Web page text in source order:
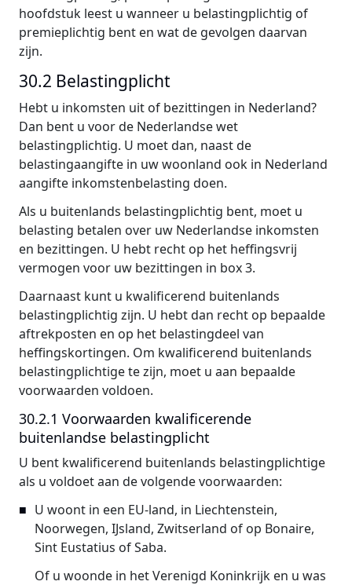
hoofdstuk leest u wanneer u belastingplichtig of
premieplichtig bent en wat de gevolgen daarvan
zijn.
30.2 Belastingplicht
Hebt u inkomsten uit of bezittingen in Nederland?
Dan bent u voor de Nederlandse wet
belastingplichtig. U moet dan, naast de
belastingaangifte in uw woonland ook in Nederland
aangifte inkomstenbelasting doen.
Als u buitenlands belastingplichtig bent, moet u
belasting betalen over uw Nederlandse inkomsten
en bezittingen. U hebt recht op het heffingsvrij
vermogen voor uw bezittingen in box 3.
Daarnaast kunt u kwalificerend buitenlands
belastingplichtig zijn. U hebt dan recht op bepaalde
aftrekposten en op het belastingdeel van
heffingskortingen. Om kwalificerend buitenlands
belastingplichtige te zijn, moet u aan bepaalde
voorwaarden voldoen.
30.2.1 Voorwaarden kwalificerende
buitenlandse belastingplicht
U bent kwalificerend buitenlands belastingplichtige
als u voldoet aan de volgende voorwaarden:
U woont in een EU-land, in Liechtenstein,
Noorwegen, IJsland, Zwitserland of op Bonaire,
Sint Eustatius of Saba.
Of u woonde in het Verenigd Koninkrijk en u was